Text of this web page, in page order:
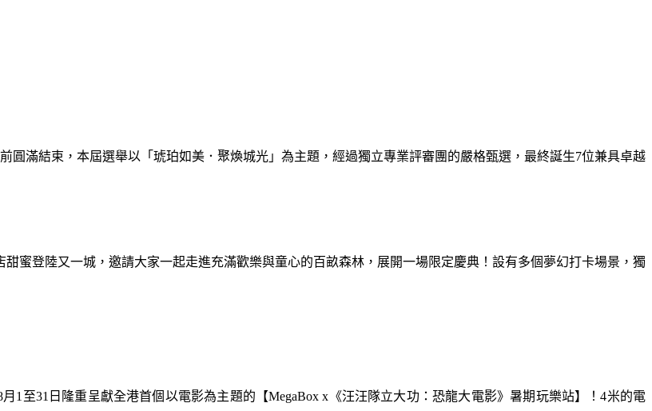
圓滿結束，本屆選舉以「琥珀如美．聚煥城光」為主題，經過獨立專業評審團的嚴格甄選，最終誕生7位兼具卓越
1至31日隆重呈獻全港首個以電影為主題的【MegaBox x《汪汪隊立大功：恐龍大電影》暑期玩樂站】！4米的電
蜜登陸又一城，邀請大家一起走進充滿歡樂與童心的百畝森林，展開一場限定慶典！設有多個夢幻打卡場景，獨